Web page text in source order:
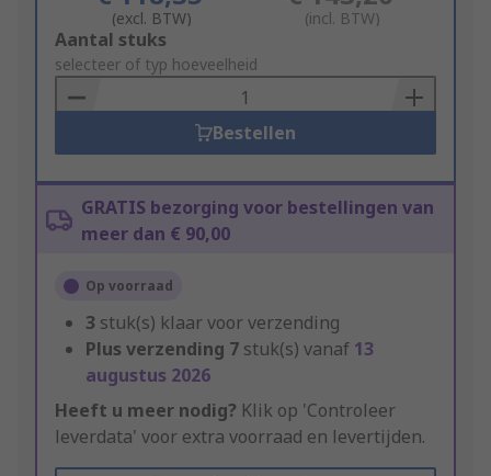
(excl. BTW) (incl. BTW)
Add
to
Basket
Aantal stuks
selecteer of typ hoeveelheid
Bestellen
GRATIS bezorging voor bestellingen van
meer dan € 90,00
Op voorraad
3 stuk(s) klaar voor verzending
Plus verzending 7 stuk(s) vanaf 13
augustus 2026
Heeft u meer nodig? Klik op 'Controleer
leverdata' voor extra voorraad en levertijden.